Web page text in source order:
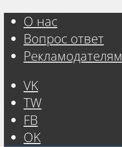
О нас
Вопрос ответ
Рекламодателям
VK
TW
FB
OK